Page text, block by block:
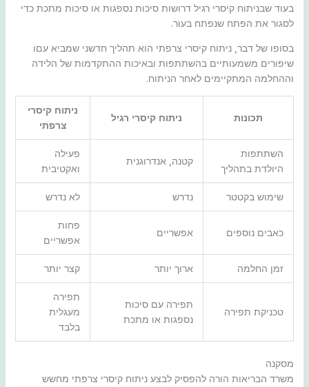
בעוד שבניתוח קיסרי רגיל דרושות סיכות נספגות או סיכות מתכת כדי
לסגור את הפתח שנפתח בעור.
בסופו של דבר, ניתוח קיסרי צרפתי הוא תהליך חדשני שמביא עםו
שיפורים משמעותיים בהשתתפות ובאיכות ההתקדמות של הלידה
וההחלמה המתקיימים לאחר הניתוח.
תכונות ניתוח קיסרי רגיל
ניתוח קיסרי
צרפתי
השתתפות
היולדת בתהליך
קטנה, אנדרוגנית
פעילה
ואקטיבית
שימוש בקטטר נדרש לא נדרש
כאבים נוספים אפשריים
פחות
אפשריים
זמן החלמה ארוך יותר קצר יותר
טכניקת תפירה
תפירה עם סיכות
נספגות או מתכת
תפירה
מעגלית
בלבד
מסקנה
משרד הבריאות הורה להפסיק לבצע ניתוח קיסרי צרפתי מחשש